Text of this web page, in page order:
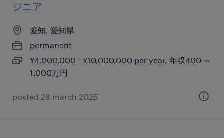
ジニア
愛知, 愛知県
permanent
¥4,000,000 - ¥10,000,000 per year, 年収400 ～
1,000万円
posted 28 march 2025